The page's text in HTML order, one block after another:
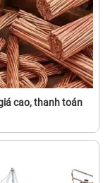
cao, thanh toán